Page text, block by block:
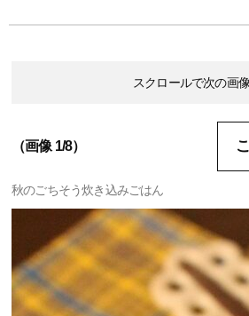
スクロールで次の画像
（画像 1/8）
秋のごちそう炊き込みごはん